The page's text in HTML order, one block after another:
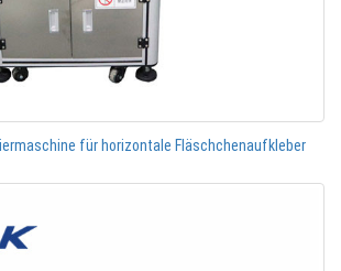
für horizontale Fläschchenaufkleber